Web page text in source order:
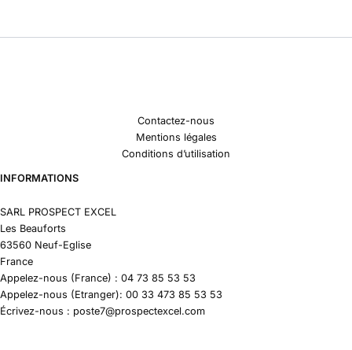
Contactez-nous
Mentions légales
Conditions d’utilisation
INFORMATIONS
SARL PROSPECT EXCEL
Les Beauforts
63560 Neuf-Eglise
France
Appelez-nous (France) : 04 73 85 53 53
Appelez-nous (Etranger): 00 33 473 85 53 53
Écrivez-nous : poste7@prospectexcel.com